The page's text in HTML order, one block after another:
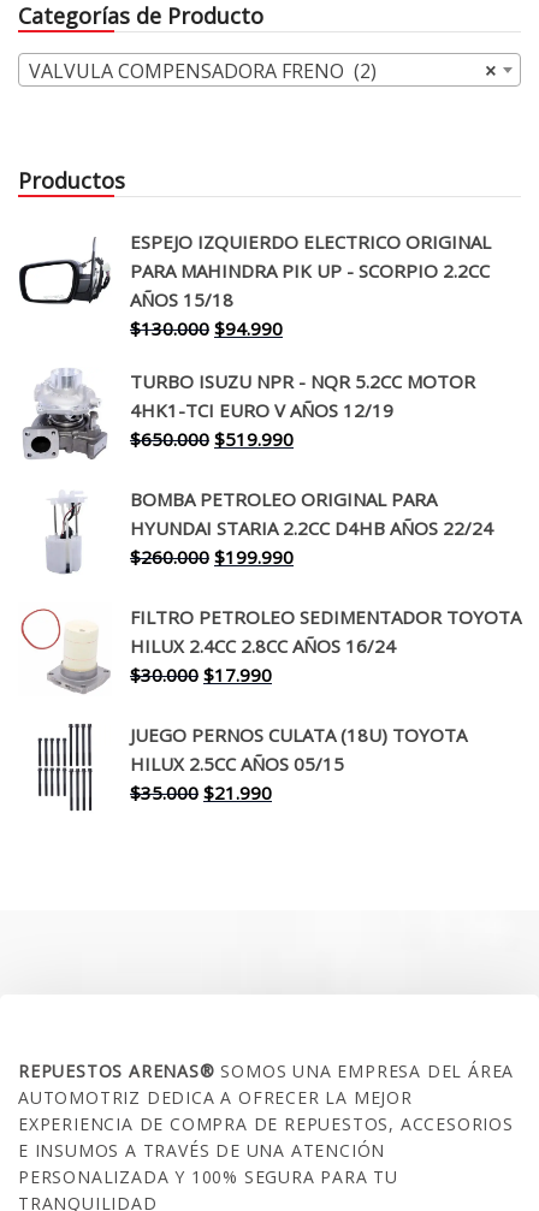
$115.990.$91.990.
Categorías de Producto
×
VALVULA COMPENSADORA FRENO (2)
Productos
ESPEJO IZQUIERDO ELECTRICO ORIGINAL
PARA MAHINDRA PIK UP - SCORPIO 2.2CC
AÑOS 15/18
$130.000 El
original
era:
$130.000.
$94.990El
actual
es:
$94.990.
TURBO ISUZU NPR - NQR 5.2CC MOTOR
4HK1-TCI EURO V AÑOS 12/19
$650.000 El
original
era:
$650.000.
$519.990El
actual
es:
$519.990.
BOMBA PETROLEO ORIGINAL PARA
HYUNDAI STARIA 2.2CC D4HB AÑOS 22/24
$260.000 El
original
era:
$260.000.
$199.990El
actual
es:
FILTRO PETROLEO SEDIMENTADOR TOYOTA
HILUX 2.4CC 2.8CC AÑOS 16/24
$30.000 El
original
era:
$30.000.
$17.990El
actual
es:
$17.990.
JUEGO PERNOS CULATA (18U) TOYOTA
HILUX 2.5CC AÑOS 05/15
$35.000 El
$21.990El
REPUESTOS ARENAS®SOMOS UNA EMPRESA DEL ÁREA
AUTOMOTRIZ DEDICA A OFRECER LA MEJOR
EXPERIENCIA DE COMPRA DE REPUESTOS, ACCESORIOS
E INSUMOS A TRAVÉS DE UNA ATENCIÓN
PERSONALIZADA Y 100% SEGURA PARA TU
TRANQUILIDAD